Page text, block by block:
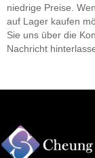
niedrige Preise.
auf Lager kaufen
Sie uns über die
Nachricht